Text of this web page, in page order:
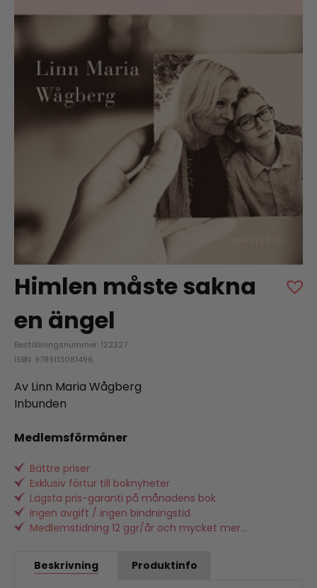
Himlen måste sakna
en ängel
Beställningsnummer: 122327
ISBN: 9789113081496
Av Linn Maria Wågberg
Inbunden
Medlemsförmåner
Bättre priser
Exklusiv förtur till boknyheter
Lägsta pris-garanti på månadens bok
Ingen avgift / ingen bindningstid
Medlemstidning 12 ggr/år och mycket mer...
Beskrivning Produktinfo